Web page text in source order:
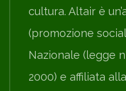
cultura. Altair è
(promozione
Nazionale (legge
2000) e affiliata